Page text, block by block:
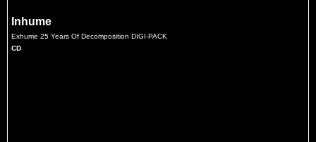
Inhume
Exhume 25 Years Of Decomposition DIGI-PACK
CD